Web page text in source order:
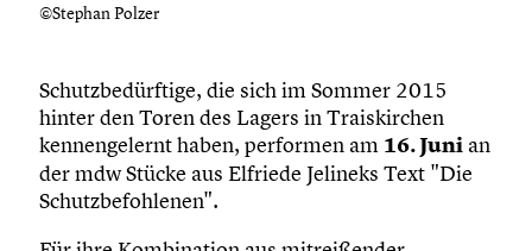
©Stephan Polzer
Schutzbedürftige, die sich im Sommer 2015
hinter den Toren des Lagers in Traiskirchen
kennengelernt haben, performen am 16. Junian
der mdw Stücke aus Elfriede Jelineks Text "Die
Schutzbefohlenen".